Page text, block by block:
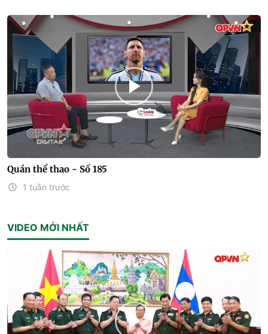
Quán thể thao - Số 185
1 tuần trước
VIDEO MỚI NHẤT